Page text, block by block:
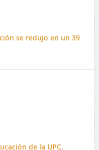
se redujo en un 39
de la UPC,